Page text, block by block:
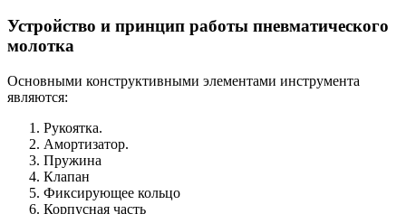
Устройство и принцип работы пневматического
молотка
Основными конструктивными элементами инструмента
являются:
Рукоятка.
Амортизатор.
Пружина
Клапан
Фиксирующее кольцо
Корпусная часть